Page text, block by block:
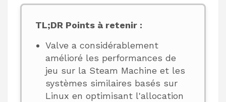
TL;DR Points à retenir :
Valve a considérablement
amélioré les performances de
jeu sur la Steam Machine et les
systèmes similaires basés sur
Linux en optimisant l'allocation